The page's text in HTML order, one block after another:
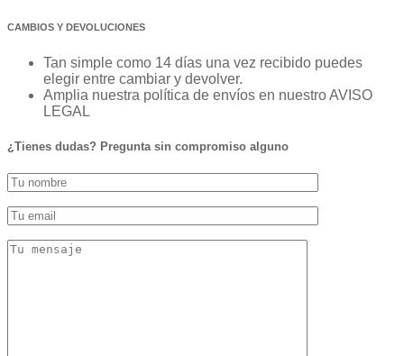
CAMBIOS Y DEVOLUCIONES
Tan simple como 14 días una vez recibido puedes
elegir entre cambiar y devolver.
Amplia nuestra política de envíos en nuestro AVISO
LEGAL
¿Tienes dudas? Pregunta sin compromiso alguno